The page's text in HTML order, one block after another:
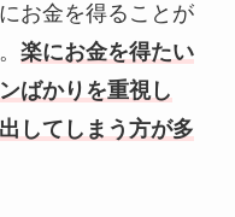
お金を得ることが
楽にお金を得たい
ばかりを重視し
してしまう方が多